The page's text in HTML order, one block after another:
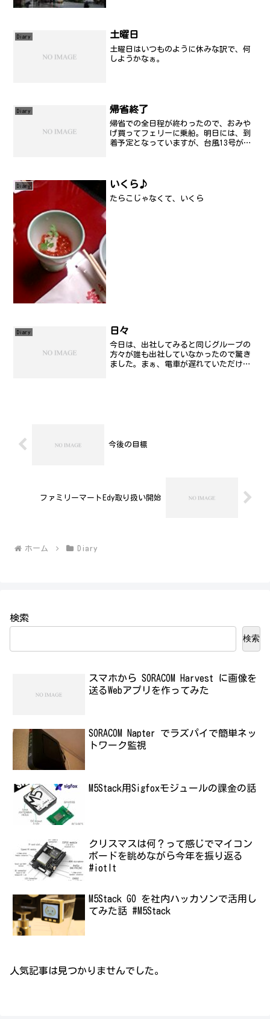
Diary 土曜日
土曜日はいつものように休みな訳で、何
しようかなぁ。
Diary 帰省終了
帰省での全日程が終わったので、おみや
げ買ってフェリーに乗船。明日には、到
着予定となっていますが、台風13号が迫
い。めちゃくちゃ揺...
Diary いくら♪
たらこじゃなくて、いくら
Diary 日々
今日は、出社してみると同じグループの
方々が誰も出社していなかったので驚き
ました。まぁ、電車が遅れていただけの
今後の目標
ファミリーマートEdy取り扱い開始
ホーム Diary
検索
検索
スマホから SORACOM Harvest に画像を
送るWebアプリを作ってみた
SORACOM Napter でラズパイで簡単ネッ
トワーク監視
M5Stack用Sigfoxモジュールの課金の話
クリスマスは何？って感じでマイコン
ボードを眺めながら今年を振り返る
#iotlt
M5Stack GO を社内ハッカソンで活用し
てみた話 #M5Stack
人気記事は見つかりませんでした。